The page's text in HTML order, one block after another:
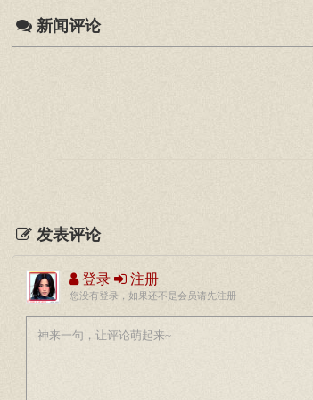
新闻评论
发表评论
登录 注册
您没有登录，如果还不是会员请先注册